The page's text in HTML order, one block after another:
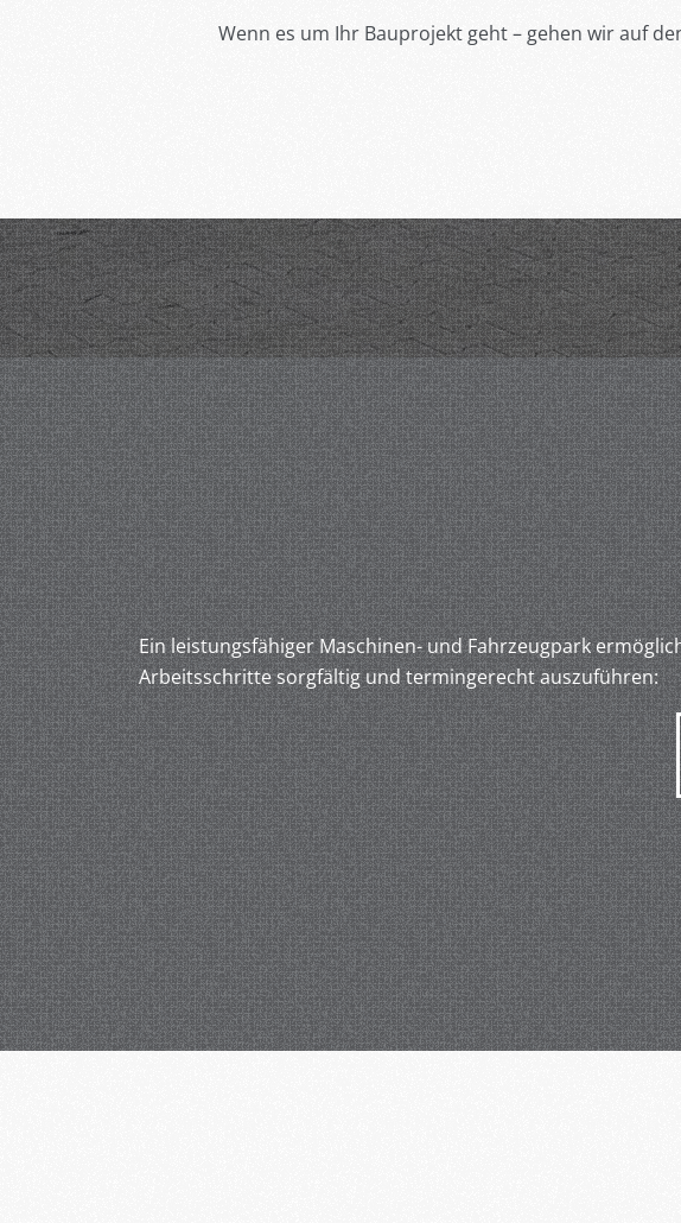
Wenn es um Ihr Bauprojekt geht – gehen wir auf
Ein leistungsfähiger Maschinen- und Fahrzeugpark
Arbeitsschritte sorgfältig und termingerecht auszuführen: